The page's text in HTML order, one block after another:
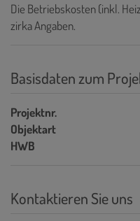
Die Betriebskosten (inkl.
zirka Angaben.
Basisdaten zum
Projektnr.
Objektart
HWB
Kontaktieren Sie uns